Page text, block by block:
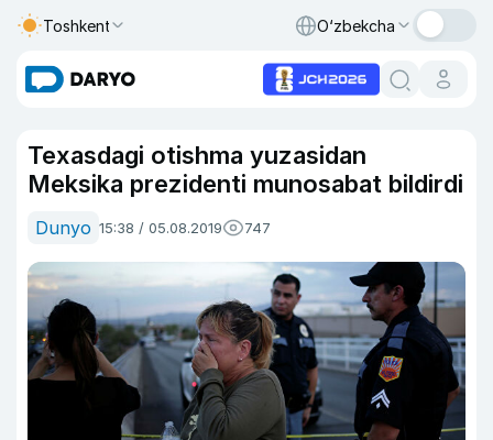
Toshkent O‘zbekcha
Texasdagi otishma yuzasidan
Meksika prezidenti munosabat bildirdi
Dunyo 15:38 / 05.08.2019 747